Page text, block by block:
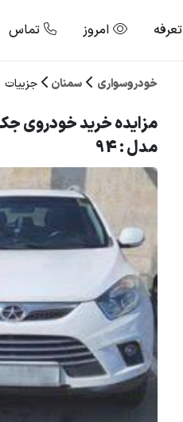
تعرفه امروز تماس
خودروسواری سمنان جزییات
مدل : 94